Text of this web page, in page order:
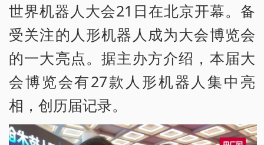
世界机器人大会21日在北京开幕。备
受关注的人形机器人成为大会博览会
的一大亮点。据主办方介绍，本届大
会博览会有27款人形机器人集中亮
相，创历届记录。